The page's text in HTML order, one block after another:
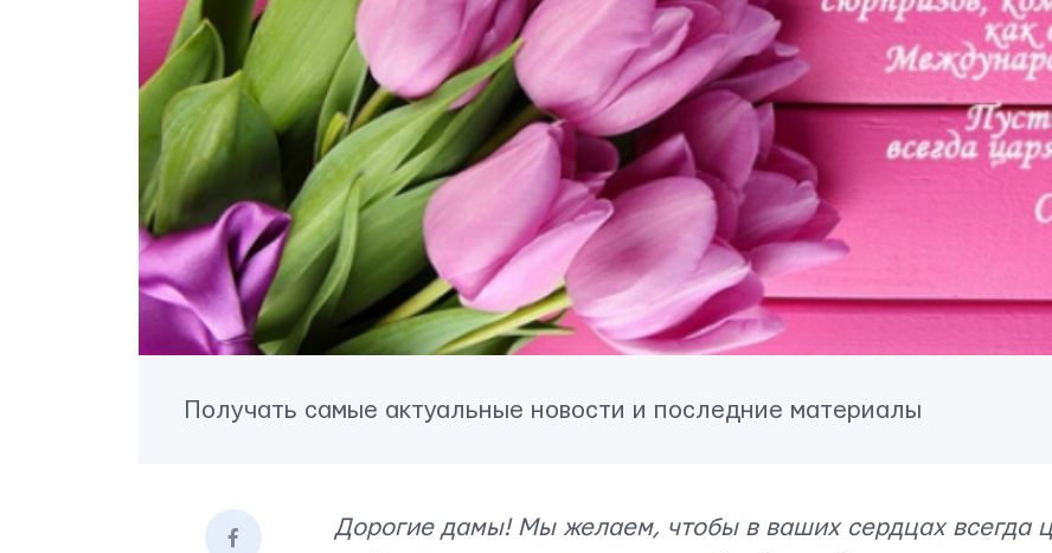
Получать самые актуальные новости и последние материалы
Дорогие дамы! Мы желаем, чтобы в ваших сердцах всегда
Rävala pst 8-ruum 810, 10143, Tallinn